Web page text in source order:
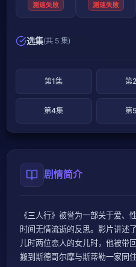
测速失败 测速失败
选集(共 5 集)
第1集 第
第4集 第
剧情简介
《三人行》被誉为一部关于爱、
时间无情流逝的反思。影片讲述
儿时两位恋人的女儿时，他被带
搬到斯德哥尔摩与斯蒂勒一家同住